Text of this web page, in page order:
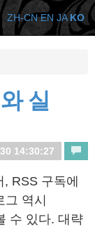
실
14:30:27
RSS 구독에
역시
수 있다. 대략
ZH-CN EN JA KO